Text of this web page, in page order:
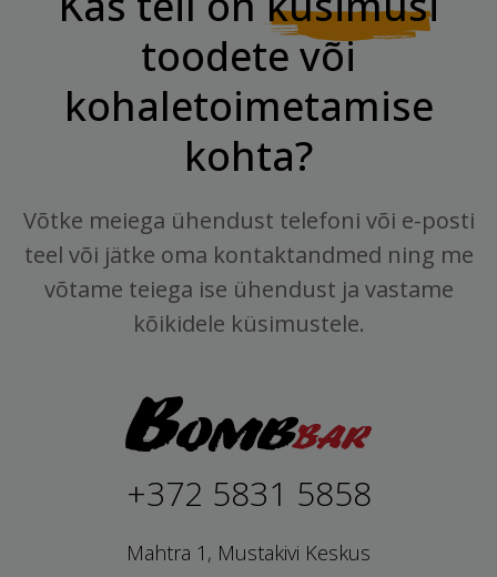
toodete või
kohaletoimetamise
kohta?
Võtke meiega ühendust telefoni või e-posti
teel või jätke oma kontaktandmed ning me
võtame teiega ise ühendust ja vastame
kõikidele küsimustele.
+372 5831 5858
Mahtra 1, Mustakivi Keskus